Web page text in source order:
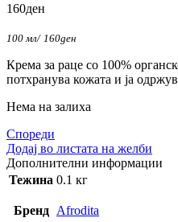
160ден
100 мл/ 160ден
Крема за раце со 100%
потхранува кожата и ја
Нема на залиха
Спореди
Додај во листата на желби
Дополнителни информации
Тежина 0.1 кг
Бренд Afrodita